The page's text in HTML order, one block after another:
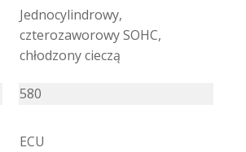
Jednocylindrowy,
czterozaworowy SOHC,
chłodzony cieczą
580
ECU